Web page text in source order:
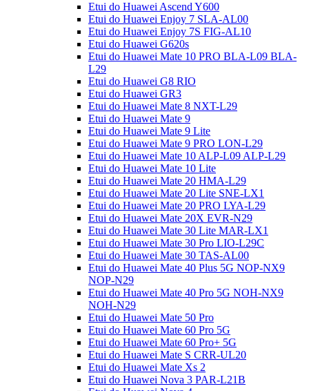
Etui do Huawei Ascend Y600
Etui do Huawei Enjoy 7 SLA-AL00
Etui do Huawei Enjoy 7S FIG-AL10
Etui do Huawei G620s
Etui do Huawei Mate 10 PRO BLA-L09 BLA-
L29
Etui do Huawei G8 RIO
Etui do Huawei GR3
Etui do Huawei Mate 8 NXT-L29
Etui do Huawei Mate 9
Etui do Huawei Mate 9 Lite
Etui do Huawei Mate 9 PRO LON-L29
Etui do Huawei Mate 10 ALP-L09 ALP-L29
Etui do Huawei Mate 10 Lite
Etui do Huawei Mate 20 HMA-L29
Etui do Huawei Mate 20 Lite SNE-LX1
Etui do Huawei Mate 20 PRO LYA-L29
Etui do Huawei Mate 20X EVR-N29
Etui do Huawei Mate 30 Lite MAR-LX1
Etui do Huawei Mate 30 Pro LIO-L29C
Etui do Huawei Mate 30 TAS-AL00
Etui do Huawei Mate 40 Plus 5G NOP-NX9
NOP-N29
Etui do Huawei Mate 40 Pro 5G NOH-NX9
NOH-N29
Etui do Huawei Mate 50 Pro
Etui do Huawei Mate 60 Pro 5G
Etui do Huawei Mate 60 Pro+ 5G
Etui do Huawei Mate S CRR-UL20
Etui do Huawei Mate Xs 2
Etui do Huawei Nova 3 PAR-L21B